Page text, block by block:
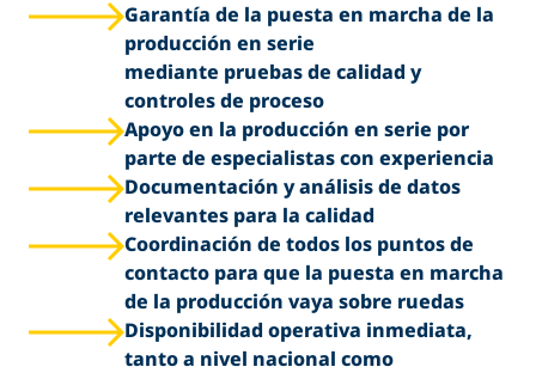
Garantía de la puesta en marcha de la
producción en serie
mediante pruebas de calidad y
controles de proceso
Apoyo en la producción en serie por
parte de especialistas con experiencia
Documentación y análisis de datos
relevantes para la calidad
Coordinación de todos los puntos de
contacto para que la puesta en marcha
de la producción vaya sobre ruedas
Disponibilidad operativa inmediata,
tanto a nivel nacional como